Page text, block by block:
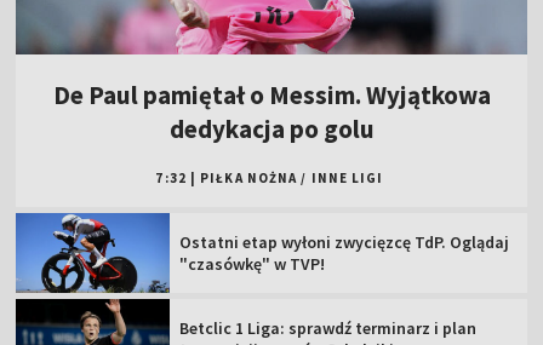
De Paul pamiętał o Messim. Wyjątkowa
dedykacja po golu
7:32 PIŁKA NOŻNA / INNE LIGI
Ostatni etap wyłoni zwycięzcę TdP. Oglądaj
"czasówkę" w TVP!
Betclic 1 Liga: sprawdź terminarz i plan